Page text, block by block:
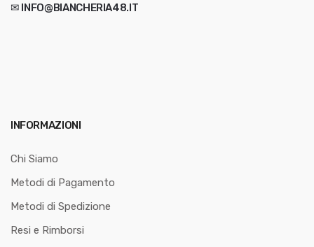
✉ INFO@BIANCHERIA48.IT
INFORMAZIONI
Chi Siamo
Metodi di Pagamento
Metodi di Spedizione
Resi e Rimborsi